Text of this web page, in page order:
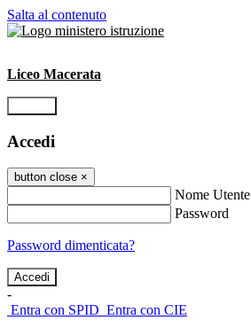
Salta al contenuto
Liceo Macerata
Accedi
button close ×
Nome Utente
Password
Password dimenticata?
-
Entra con SPID Entra con CIE